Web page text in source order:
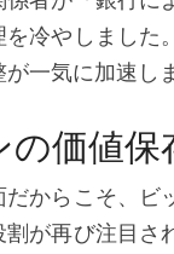
冷やしまし
一気に加速し
の価値
からこそ、ビ
が再び注目さ